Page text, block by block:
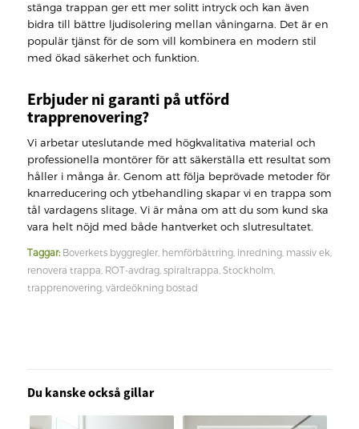
stänga trappan ger ett mer solitt intryck och kan även
bidra till bättre ljudisolering mellan våningarna. Det är en
populär tjänst för de som vill kombinera en modern stil
med ökad säkerhet och funktion.
Erbjuder ni garanti på utförd
trapprenovering?
Vi arbetar uteslutande med högkvalitativa material och
professionella montörer för att säkerställa ett resultat som
håller i många år. Genom att följa beprövade metoder för
knarreducering och ytbehandling skapar vi en trappa som
tål vardagens slitage. Vi är måna om att du som kund ska
vara helt nöjd med både hantverket och slutresultatet.
Taggar: Boverkets byggregler, hemförbättring, inredning, massiv ek,
renovera trappa, ROT-avdrag, spiraltrappa, Stockholm,
trapprenovering, värdeökning bostad
Du kanske också gillar